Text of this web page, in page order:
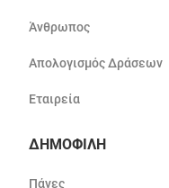
Άνθρωπος
Απολογισμός Δράσεων
Εταιρεία
ΔΗΜΟΦΙΛΗ
Πάνες